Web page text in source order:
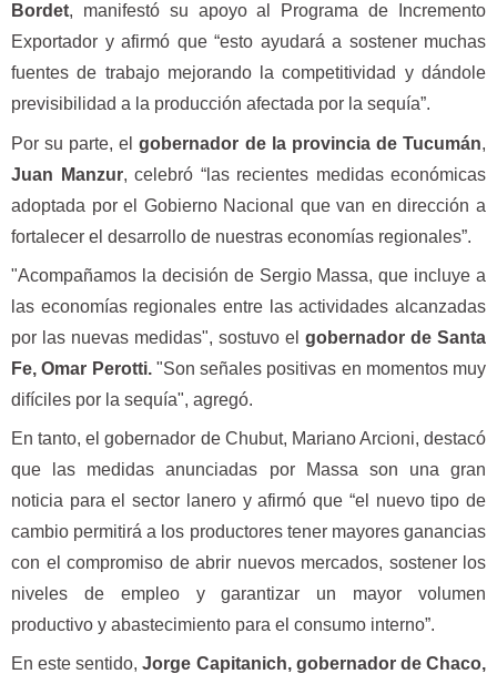
Bordet, manifestó su apoyo al Programa de Incremento
Exportador y afirmó que “esto ayudará a sostener muchas
fuentes de trabajo mejorando la competitividad y dándole
previsibilidad a la producción afectada por la sequía”.
Por su parte, elgobernador de la provincia de Tucumán,
Juan Manzur, celebró “las recientes medidas económicas
adoptada por el Gobierno Nacional que van en dirección a
fortalecer el desarrollo de nuestras economías regionales”.
"Acompañamos la decisión de Sergio Massa, que incluye a
las economías regionales entre las actividades alcanzadas
por las nuevas medidas", sostuvo el gobernador de Santa
Fe, Omar Perotti."Son señales positivas en momentos muy
difíciles por la sequía", agregó.
En tanto, el gobernador de Chubut, Mariano Arcioni, destacó
que las medidas anunciadas por Massa son una gran
noticia para el sector lanero y afirmó que “el nuevo tipo de
cambio permitirá a los productores tener mayores ganancias
con el compromiso de abrir nuevos mercados, sostener los
niveles de empleo y garantizar un mayor volumen
productivo y abastecimiento para el consumo interno”.
En este sentido,Jorge Capitanich, gobernador de Chaco,